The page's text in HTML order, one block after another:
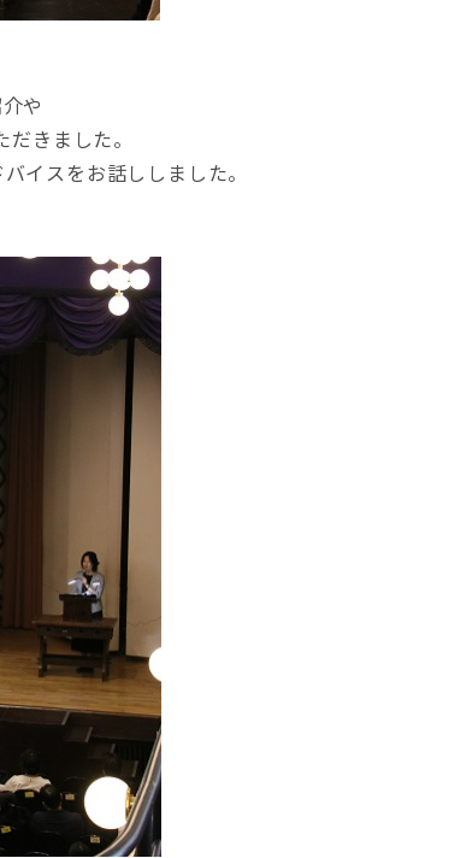
や
きました。
イスをお話ししました。